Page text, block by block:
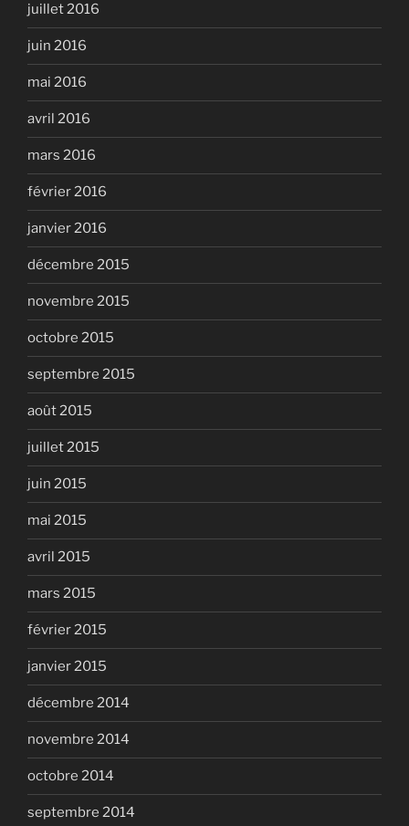
juillet 2016
juin 2016
mai 2016
avril 2016
mars 2016
février 2016
janvier 2016
décembre 2015
novembre 2015
octobre 2015
septembre 2015
août 2015
juillet 2015
juin 2015
mai 2015
avril 2015
mars 2015
février 2015
janvier 2015
décembre 2014
novembre 2014
octobre 2014
septembre 2014